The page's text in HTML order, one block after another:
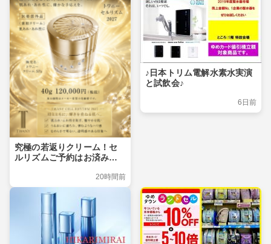
究極の若返りクリーム！セ
ルリズムご予約はお済みで
20時間前
♪日本トリム電解水素水実演
と試飲会♪
6日前